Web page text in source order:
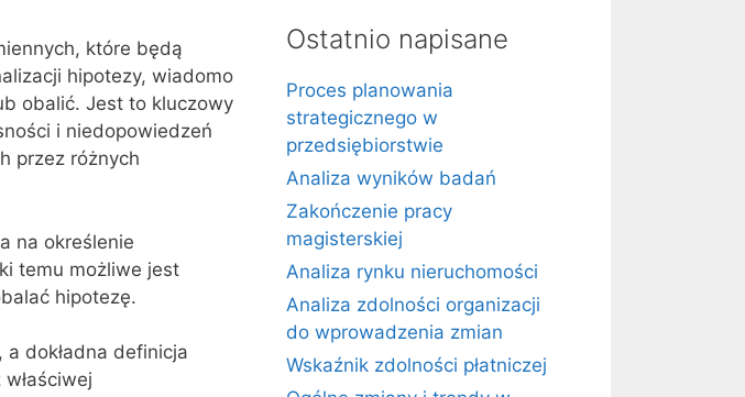
które będą
hipotezy, wiadomo
obalić. Jest to kluczowy
i niedopowiedzeń
przez różnych
na określenie
temu możliwe jest
hipotezę.
dokładna definicja
Ostatnio napisane
Proces planowania
strategicznego w
przedsiębiorstwie
Analiza wyników badań
Zakończenie pracy
magisterskiej
Analiza rynku nieruchomości
Analiza zdolności organizacji
do wprowadzenia zmian
Wskaźnik zdolności płatniczej